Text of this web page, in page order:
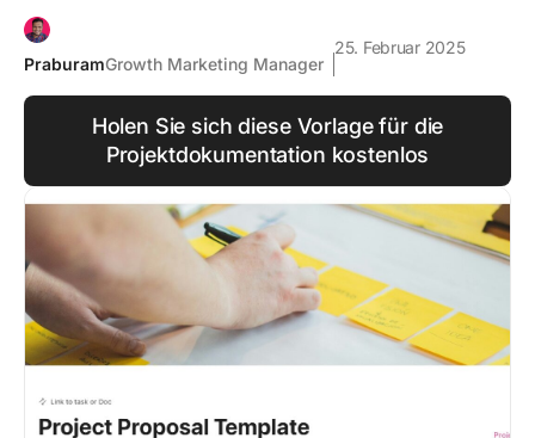
PraburamGrowth Marketing Manager
25. Februar 2025
Holen Sie sich diese Vorlage für die
Projektdokumentation kostenlos